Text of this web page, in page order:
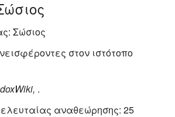
Σώσιος
στον ιστότοπο
.
αναθεώρησης: 25